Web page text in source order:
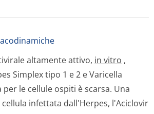
altamente attivo, in vitro ,
Simplex tipo 1 e 2 e Varicella
le cellule ospiti è scarsa. Una
infettata dall'Herpes, l'Aciclovir